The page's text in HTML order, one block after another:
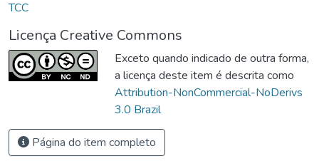
TCC
Licença Creative Commons
Exceto quando indicado de outra forma,
a licença deste item é descrita como
Attribution-NonCommercial-NoDerivs
3.0 Brazil
Página do item completo